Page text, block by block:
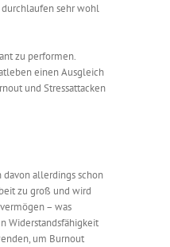
sehr wohl
zu performen.
einen Ausgleich
und Stressattacken
davonallerdings schon
zu groß und wird
– was
Widerstandsfähigkeit
um Burnout